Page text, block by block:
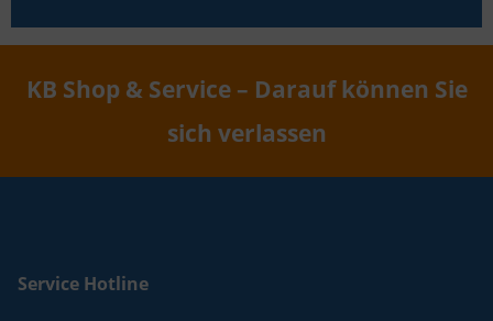
KB Shop & Service – Darauf können Sie
sich verlassen
Service Hotline